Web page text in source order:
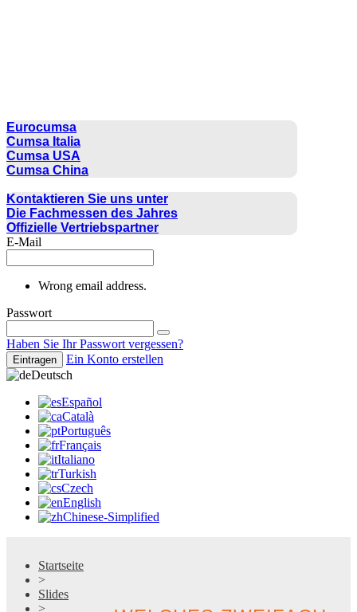
Eurocumsa
Cumsa Italia
Cumsa USA
Cumsa China
Kontaktieren Sie uns unter
Die Fachmessen des Jahres
Offizielle Vertriebspartner
E-Mail
Wrong email address.
Passwort
Haben Sie Ihr Passwort vergessen?
Eintragen
Ein Konto erstellen
Deutsch
Español
Català
Português
Français
Italiano
Turkish
Czech
English
Chinese-Simplified
Startseite
>
Slides
>